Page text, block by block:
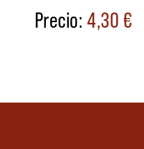
4,30€